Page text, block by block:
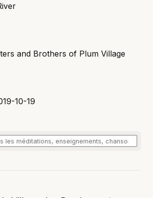
and Brothers of Plum Village
10-19